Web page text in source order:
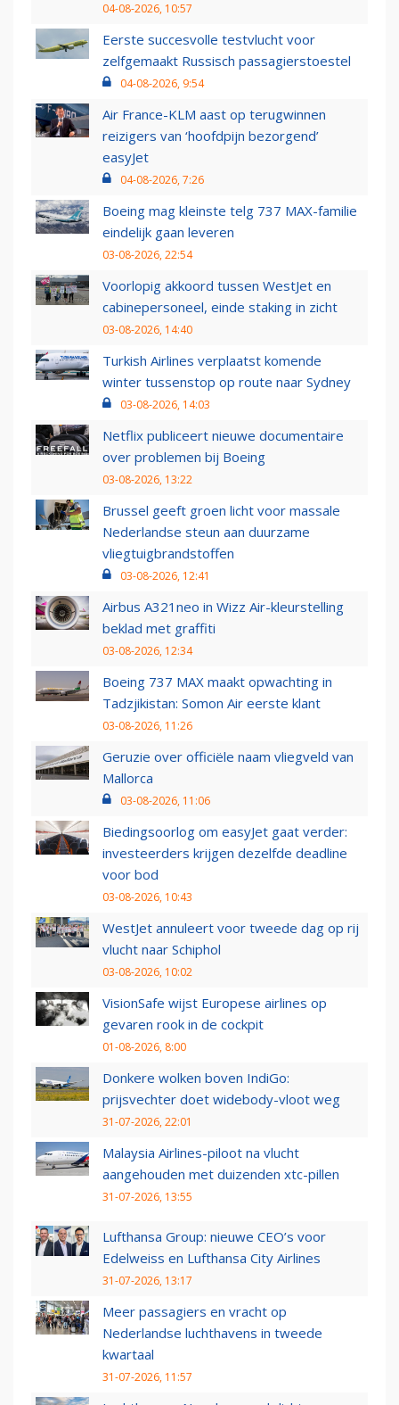
04-08-2026, 10:57
Eerste succesvolle testvlucht voor
zelfgemaakt Russisch passagierstoestel
04-08-2026, 9:54
Air France-KLM aast op terugwinnen
reizigers van ‘hoofdpijn bezorgend’
easyJet
04-08-2026, 7:26
Boeing mag kleinste telg 737 MAX-familie
eindelijk gaan leveren
03-08-2026, 22:54
Voorlopig akkoord tussen WestJet en
cabinepersoneel, einde staking in zicht
03-08-2026, 14:40
Turkish Airlines verplaatst komende
winter tussenstop op route naar Sydney
03-08-2026, 14:03
Netflix publiceert nieuwe documentaire
over problemen bij Boeing
03-08-2026, 13:22
Brussel geeft groen licht voor massale
Nederlandse steun aan duurzame
vliegtuigbrandstoffen
03-08-2026, 12:41
Airbus A321neo in Wizz Air-kleurstelling
beklad met graffiti
03-08-2026, 12:34
Boeing 737 MAX maakt opwachting in
Tadzjikistan: Somon Air eerste klant
03-08-2026, 11:26
Geruzie over officiële naam vliegveld van
Mallorca
03-08-2026, 11:06
Biedingsoorlog om easyJet gaat verder:
investeerders krijgen dezelfde deadline
voor bod
03-08-2026, 10:43
WestJet annuleert voor tweede dag op rij
vlucht naar Schiphol
03-08-2026, 10:02
VisionSafe wijst Europese airlines op
gevaren rook in de cockpit
01-08-2026, 8:00
Donkere wolken boven IndiGo:
prijsvechter doet widebody-vloot weg
31-07-2026, 22:01
Malaysia Airlines-piloot na vlucht
aangehouden met duizenden xtc-pillen
31-07-2026, 13:55
Lufthansa Group: nieuwe CEO’s voor
Edelweiss en Lufthansa City Airlines
31-07-2026, 13:17
Meer passagiers en vracht op
Nederlandse luchthavens in tweede
kwartaal
31-07-2026, 11:57